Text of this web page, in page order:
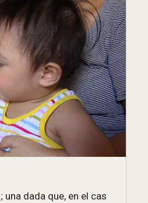
dada que, en el cas